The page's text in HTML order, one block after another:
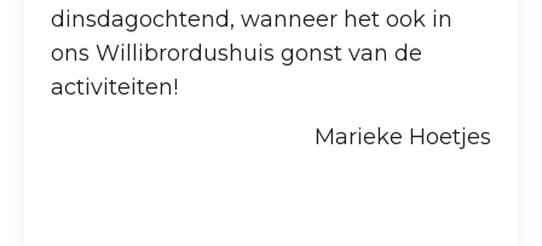
dinsdagochtend, wanneer het ook in
ons Willibrordushuis gonst van de
activiteiten!
Marieke Hoetjes